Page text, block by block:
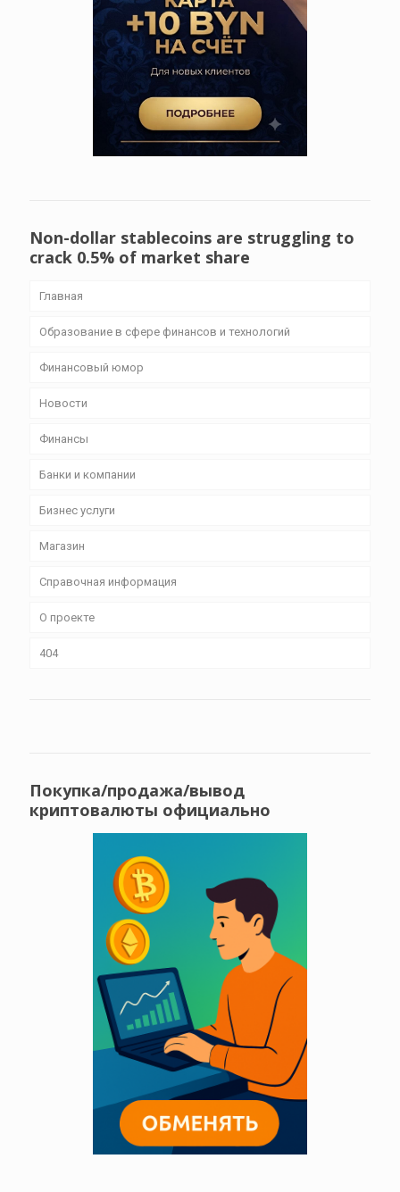
Non-dollar stablecoins are struggling to
crack 0.5% of market share
Главная
Образование в сфере финансов и технологий
Финансовый юмор
Новости
Финансы
Банки и компании
Бизнес уcлуги
Магазин
Справочная информация
О проекте
404
Покупка/продажа/вывод
криптовалюты официально